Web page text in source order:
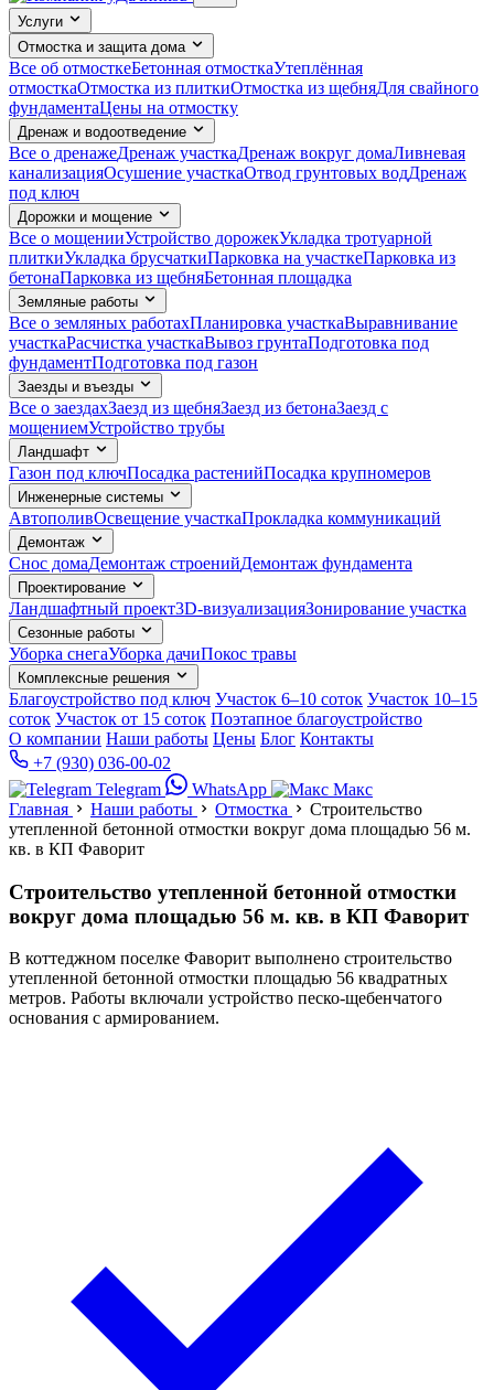
Услуги
Отмостка и защита дома
Все об отмосткеБетонная отмосткаУтеплённая
отмосткаОтмостка из плиткиОтмостка из щебняДля свайного
фундаментаЦены на отмостку
Дренаж и водоотведение
Все о дренажеДренаж участкаДренаж вокруг домаЛивневая
канализацияОсушение участкаОтвод грунтовых водДренаж
под ключ
Дорожки и мощение
Все о мощенииУстройство дорожекУкладка тротуарной
плиткиУкладка брусчаткиПарковка на участкеПарковка из
бетонаПарковка из щебняБетонная площадка
Земляные работы
Все о земляных работахПланировка участкаВыравнивание
участкаРасчистка участкаВывоз грунтаПодготовка под
фундаментПодготовка под газон
Заезды и въезды
Все о заездахЗаезд из щебняЗаезд из бетонаЗаезд с
мощениемУстройство трубы
Ландшафт
Газон под ключПосадка растенийПосадка крупномеров
Инженерные системы
АвтополивОсвещение участкаПрокладка коммуникаций
Демонтаж
Снос домаДемонтаж строенийДемонтаж фундамента
Проектирование
Ландшафтный проект3D-визуализацияЗонирование участка
Сезонные работы
Уборка снегаУборка дачиПокос травы
Комплексные решения
Благоустройство под ключ Участок 6–10 соток Участок 10–15
соток Участок от 15 соток Поэтапное благоустройство
О компании Наши работы Цены Блог Контакты
+7 (930) 036-00-02
Telegram
WhatsApp
Макс
Главная
Наши работы Отмостка
Строительство
утепленной бетонной отмостки вокруг дома площадью 56 м.
кв. в КП Фаворит
Строительство утепленной бетонной отмостки
вокруг дома площадью 56 м. кв. в КП Фаворит
В коттеджном поселке Фаворит выполнено строительство
утепленной бетонной отмостки площадью 56 квадратных
метров. Работы включали устройство песко-щебенчатого
основания с армированием.